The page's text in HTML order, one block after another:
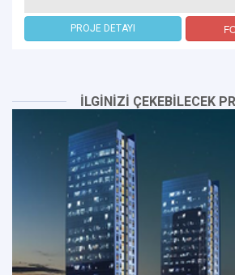
PROJE DETAYI
İLGİNİZİ ÇEKEBİLECEK